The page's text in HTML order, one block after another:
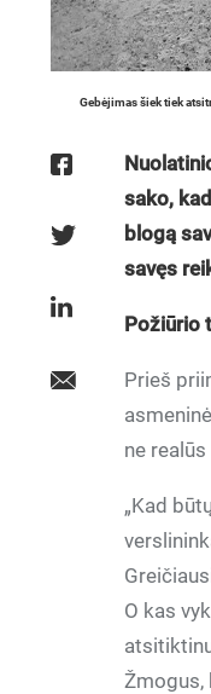
Gebėjimas šiek tiek
sako,
blogą
savęs
Požiūrio
Prieš
ne
„Kad
O kas
Žmogus,